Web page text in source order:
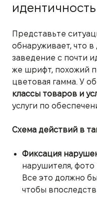
Представьте
обнаруживает, что
заведение с почти
же шрифт, похожий
цветовая гамма. У
классы товаров и
услуги по
Схема действий в
Фиксация
нарушителя, фото
Все это должно
чтобы